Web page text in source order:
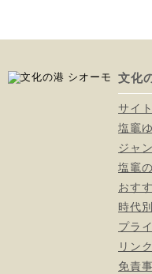
文化
サイ
塩竈
ジャ
塩竈
おす
時代
プラ
リン
免責